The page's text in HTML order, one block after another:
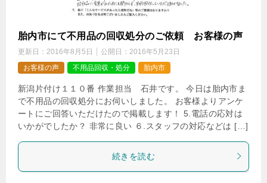
胎内市にて不用品の回収処分のご依頼 お客様の声
更新日： 2016年8月5日 公開日： 2016年5月23日
お客様の声
不用品回収・処分 胎内市
新潟片付け１１０番 作業担当 石井です。 今日は胎内市ま
で不用品の回収処分にお伺いしました。 お客様よりアンケ
ートにご回答いただけたので掲載します！ 5.電話の応対は
いかがでしたか？ 非常に良い ６.スタッフの対応などは […]
続きを読む